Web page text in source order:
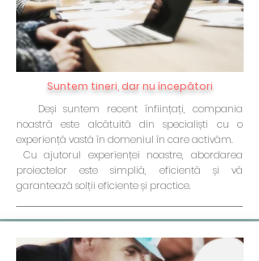
Suntem tineri, dar nu începători
Deși suntem recent înființați, compania
noastră este alcătuită din specialiști cu o
experiență vastă în domeniul în care activăm.
Cu ajutorul experienței noastre, abordarea
proiectelor este simpliă, eficientă și vă
garantează solții eficiente și practice.